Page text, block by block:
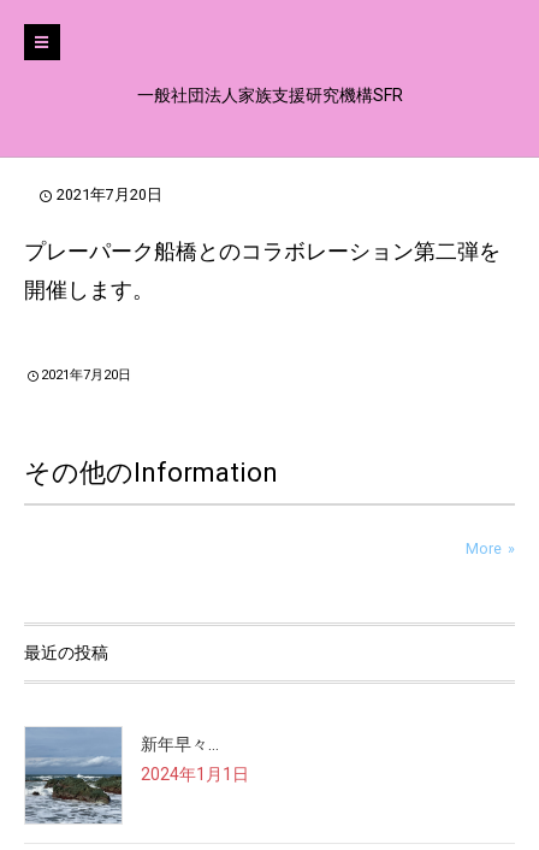
一般社団法人家族支援研究機構SFR
2021年7月20日
プレーパーク船橋とのコラボレーション第二弾を
開催します。
2021年7月20日
その他のInformation
More
最近の投稿
新年早々…
2024年1月1日